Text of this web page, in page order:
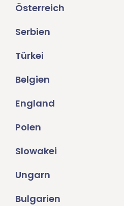
Österreich
Serbien
Türkei
Belgien
England
Polen
Slowakei
Ungarn
Bulgarien